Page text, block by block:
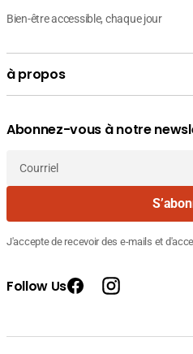
FILORGA MESO
Bien-être accessible, chaque jour
à propos
Abonnez-vous à notre
Courriel
J'accepte de recevoir des e-mails et
Follow Us FacebookInstagram